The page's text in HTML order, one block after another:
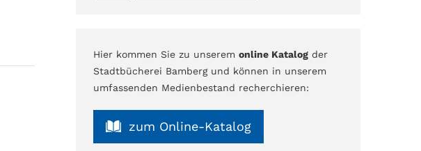
Hier kommen Sie zu unserem online Katalogder
Stadtbücherei Bamberg und können in unserem
umfassenden Medienbestand recherchieren:
zum Online-Katalog